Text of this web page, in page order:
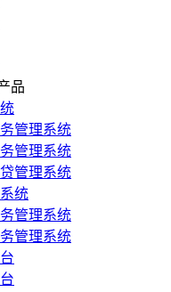
品
管理系统
管理系统
管理系统
统
管理系统
管理系统